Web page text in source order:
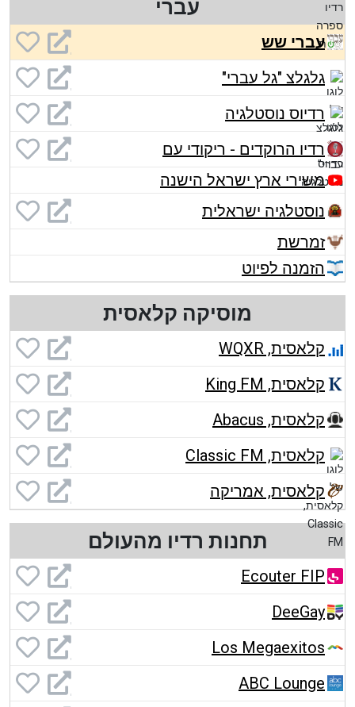
עברי
עברי שש
גלגלצ "גל עברי"
רדיוס נוסטלגיה
רדיו הרוקדים - ריקודי עם
משירי ארץ ישראל הישנה
נוסטלגיה ישראלית
זמרשת
הזמנה לפיוט
מוסיקה קלאסית
קלאסית, WQXR
קלאסית, King FM
קלאסית, Abacus
קלאסית, Classic FM
קלאסית, אמריקה
תחנות רדיו מהעולם
Ecouter FIP
DeeGay
Los Megaexitos
ABC Lounge